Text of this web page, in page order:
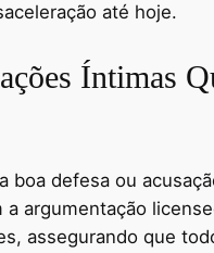
até hoje.
Íntimas
boa defesa ou
argumentação
assegurando que